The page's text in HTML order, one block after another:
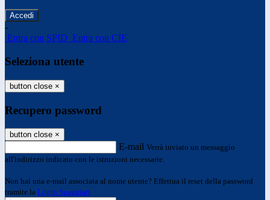
-
Entra con SPID Entra con CIE
Seleziona utente
button close ×
Recupero password
button close ×
E-mail Verrà inviato un messaggio
all'indirizzo indicato con le istruzioni necessarie.
Non hai una e-mail associata al nome utente? Effettua il reset della password
tramite la Login Spaggiari